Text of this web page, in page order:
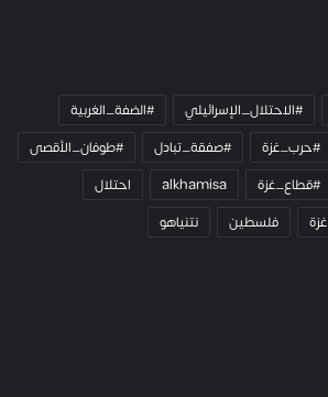
#الاحتلال_الإسرائيلي
#الضفة_الغربية
#حرب_غزة #صفقة_تبادل
#طوفان_الأقصى
#قطاع_غزة alkhamisa
احتلال
غزة فلسطين نتنياهو